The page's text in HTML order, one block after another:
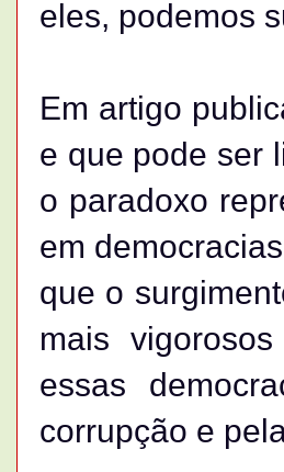
eles, podemos
Em artigo
e que pode ser
o paradoxo
em
que o
mais
essas
corrupção e